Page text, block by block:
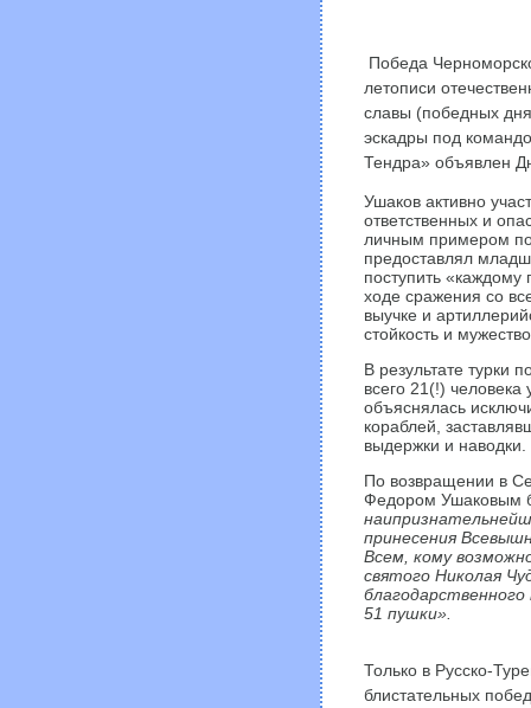
Победа
летописи
славы (победных
эскадры под
Тендра» объявлен
Ушаков активно
ответственных и
личным примером
предоставлял
поступить
ходе сражения со
выучке и
стойкость и
В результате турки
всего 21(!)
объяснялась
кораблей,
выдержки и наводки.
По возвращении в
Федором Ушаковым
принесения
Всем, кому
святого Николая
51 пушки».
Только в Русско-
блистательных